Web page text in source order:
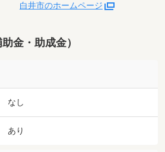
白井市のホームページ
金・助成金）
なし
あり